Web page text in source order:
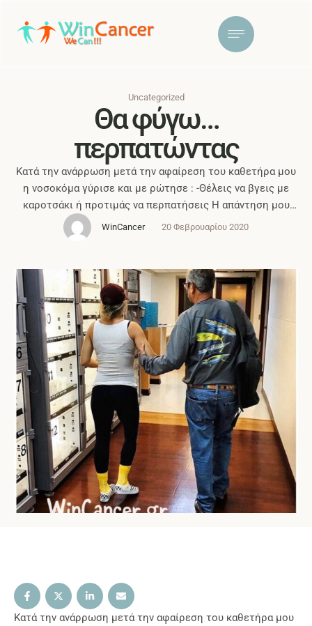
Uncategorized
Θα φύγω…
περπατώντας
Κατά την ανάρρωση μετά την αφαίρεση του καθετήρα μου
η νοσοκόμα γύρισε και με ρώτησε : -Θέλεις να βγεις με
καροτσάκι ή προτιμάς να περπατήσεις Η απάντηση μου
ήταν -Θα περπατήσω Το να φεύγω περπατώντας από το
νοσοκομείο κουβαλάει μεγάλο συμβολισμό για μένα. Όχι
περπατήσω, …
WinCancer 20 Φεβρουαρίου 2020
Κατά την ανάρρωση μετά την αφαίρεση του καθετήρα μου